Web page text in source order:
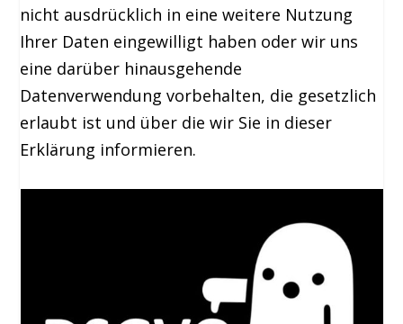
nicht ausdrücklich in eine weitere Nutzung
Ihrer Daten eingewilligt haben oder wir uns
eine darüber hinausgehende
Datenverwendung vorbehalten, die gesetzlich
erlaubt ist und über die wir Sie in dieser
Erklärung informieren.